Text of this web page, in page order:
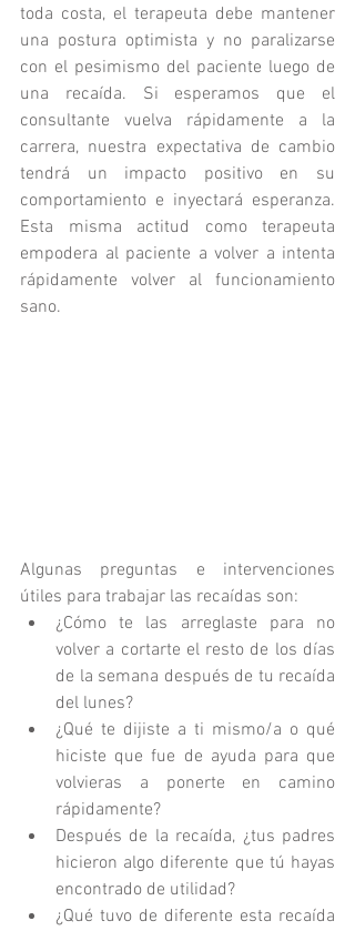
toda costa, el terapeuta debe mantener
una postura optimista y no paralizarse
con el pesimismo del paciente luego de
una recaída. Si esperamos que el
consultante vuelva rápidamente a la
carrera, nuestra expectativa de cambio
tendrá un impacto positivo en su
comportamiento e inyectará esperanza.
Esta misma actitud como terapeuta
empodera al paciente a volver a intenta
rápidamente volver al funcionamiento
sano.
Algunas preguntas e intervenciones
útiles para trabajar las recaídas son:
¿Cómo te las arreglaste para no
volver a cortarte el resto de los días
de la semana después de tu recaída
del lunes?
¿Qué te dijiste a ti mismo/a o qué
hiciste que fue de ayuda para que
volvieras a ponerte en camino
rápidamente?
Después de la recaída, ¿tus padres
hicieron algo diferente que tú hayas
encontrado de utilidad?
¿Qué tuvo de diferente esta recaída